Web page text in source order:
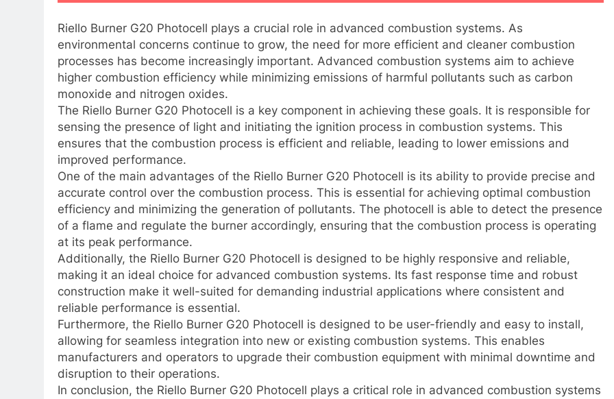
Riello Burner G20 Photocell plays a crucial role in advanced combustion systems. As
environmental concerns continue to grow, the need for more efficient and cleaner combustion
processes has become increasingly important. Advanced combustion systems aim to achieve
higher combustion efficiency while minimizing emissions of harmful pollutants such as carbon
monoxide and nitrogen oxides.
The Riello Burner G20 Photocell is a key component in achieving these goals. It is responsible for
sensing the presence of light and initiating the ignition process in combustion systems. This
ensures that the combustion process is efficient and reliable, leading to lower emissions and
improved performance.
One of the main advantages of the Riello Burner G20 Photocell is its ability to provide precise and
accurate control over the combustion process. This is essential for achieving optimal combustion
efficiency and minimizing the generation of pollutants. The photocell is able to detect the presence
of a flame and regulate the burner accordingly, ensuring that the combustion process is operating
at its peak performance.
Additionally, the Riello Burner G20 Photocell is designed to be highly responsive and reliable,
making it an ideal choice for advanced combustion systems. Its fast response time and robust
construction make it well-suited for demanding industrial applications where consistent and
reliable performance is essential.
Furthermore, the Riello Burner G20 Photocell is designed to be user-friendly and easy to install,
allowing for seamless integration into new or existing combustion systems. This enables
manufacturers and operators to upgrade their combustion equipment with minimal downtime and
disruption to their operations.
In conclusion, the Riello Burner G20 Photocell plays a critical role in advanced combustion systems